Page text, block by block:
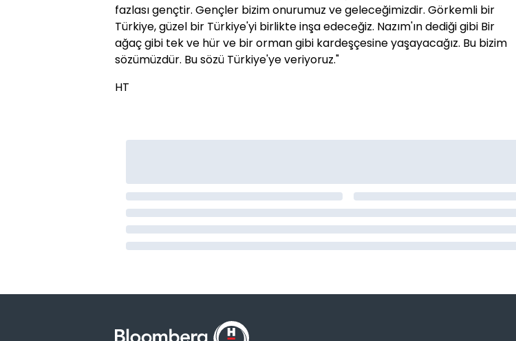
fazlası gençtir. Gençler bizim onurumuz ve geleceğimizdir. Görkemli bir
Türkiye, güzel bir Türkiye'yi birlikte inşa edeceğiz. Nazım'ın dediği gibi Bir
ağaç gibi tek ve hür ve bir orman gibi kardeşçesine yaşayacağız. Bu bizim
sözümüzdür. Bu sözü Türkiye'ye veriyoruz."
HT